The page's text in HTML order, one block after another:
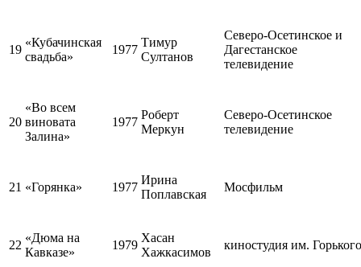
19
«Кубачинская
свадьба»
1977
Тимур
Султанов
Северо-Осетинское и
Дагестанское
телевидение
20
«Во всем
виновата
Залина»
1977
Роберт
Меркун
Северо-Осетинское
телевидение
21 «Горянка» 1977
Ирина
Поплавская
Мосфильм
22
«Дюма на
Кавказе»
1979
Хасан
Хажкасимов
киностудия им. Горького